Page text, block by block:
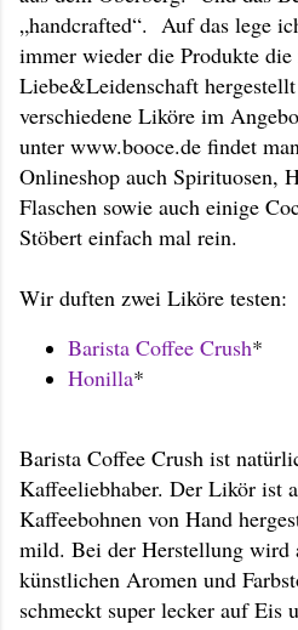
„handcrafted“. Auf das lege
immer wieder die Produkte
Liebe&Leidenschaft
verschiedene Liköre im
unter www.booce.de findet
Onlineshop auch Spirituosen,
Flaschen sowie auch einige
Stöbert einfach mal rein.
Wir duften zwei Liköre testen:
Barista Coffee Crush*
Honilla*
Barista Coffee Crush ist
Kaffeeliebhaber. Der Likör ist
Kaffeebohnen von Hand
mild. Bei der Herstellung
künstlichen Aromen und
schmeckt super lecker auf Eis